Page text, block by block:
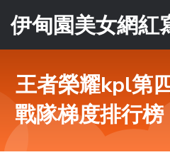
伊甸園美女網紅
王者榮耀kpl第
戰隊梯度排行